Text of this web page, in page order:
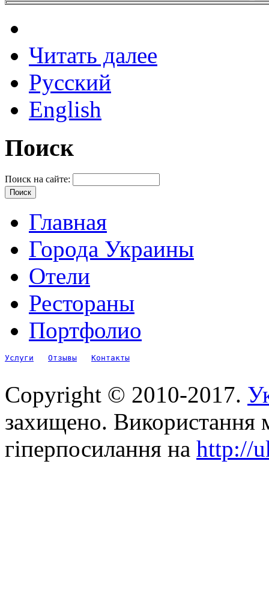
Читать далее
Русский
English
Поиск
Поиск на сайте:
Главная
Города Украины
Отели
Рестораны
Портфолио
Услуги Отзывы Контакты
Copyright © 2010-2017.
захищено. Використання
гіперпосилання на http://